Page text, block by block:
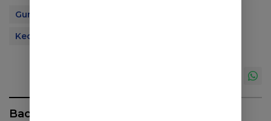
Gunung Geulis
Kecamatan Jatinangor
Baca Juga